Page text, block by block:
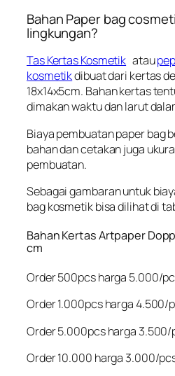
Bahan Paper bag
lingkungan?
Tas Kertas Kosmetik atau
kosmetikdibuat dari kertas
18x14x5cm. Bahan kertas
dimakan waktu dan larut
Biaya pembuatan paper bag
bahan dan cetakan juga
pembuatan.
Sebagai gambaran untuk
bag kosmetik bisa dilihat di
Bahan Kertas Artpaper
cm
Order 500pcs harga 5.000/
Order 1.000pcs harga 4.500/
Order 5.000pcs harga 3.500/
Order 10.000 harga 3.000/